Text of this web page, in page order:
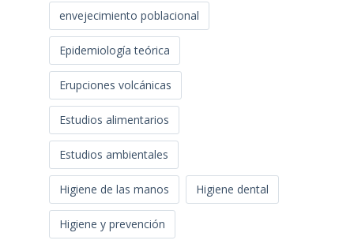
envejecimiento poblacional
Epidemiología teórica
Erupciones volcánicas
Estudios alimentarios
Estudios ambientales
Higiene de las manos Higiene dental
Higiene y prevención